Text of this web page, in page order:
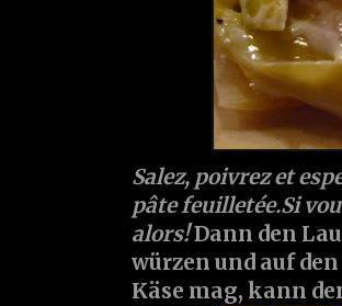
Salez, poivrez et
pâte feuilletée.Si
alors!Dann den
würzen und auf
Käse mag, kann